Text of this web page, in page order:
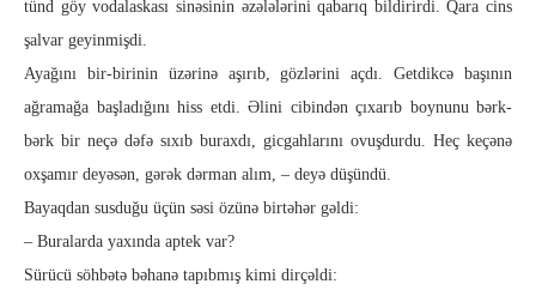
tünd göy vodalaskası sinəsinin əzələ­lə­rini qabarıq bildirirdi. Qara cins
şalvar geyinmişdi.
Aya­ğını bir-birinin üzərinə aşırıb, gözlərini açdı. Getdikcə ba­şı­nın
ağramağa başladığını hiss etdi. Əlini cibindən çıxarıb boy­­nunu bərk-
bərk bir neçə dəfə sıxıb buraxdı, gicgahlarını ov­uş­durdu. Heç keçənə
oxşamır deyəsən, gərək dərman alım, – de­yə düşündü.
Bayaqdan susduğu üçün səsi özünə birtəhər gəldi:
– Buralarda yaxında aptek var?
Sürücü söhbətə bəhanə tapıbmış kimi dirçəldi: